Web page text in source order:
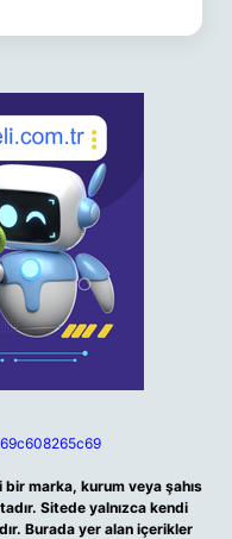
marka, kurum veya şahıs
Sitede yalnızca kendi
Burada yer alan içerikler